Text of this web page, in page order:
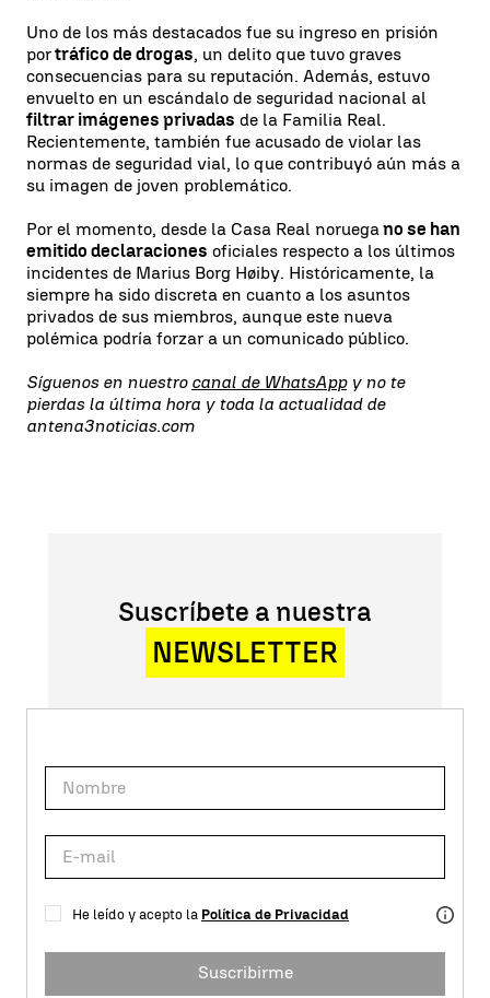
Uno de los más destacados fue su ingreso en prisión
portráfico de drogas, un delito que tuvo graves
consecuencias para su reputación. Además, estuvo
envuelto en un escándalo de seguridad nacional al
filtrar imágenes privadas de la Familia Real.
Recientemente, también fue acusado de violar las
normas de seguridad vial, lo que contribuyó aún más a
su imagen de joven problemático.
Por el momento, desde la Casa Real noruega no se han
emitido declaraciones oficiales respecto a los últimos
incidentes de Marius Borg Høiby. Históricamente, la
siempre ha sido discreta en cuanto a los asuntos
privados de sus miembros, aunque este nueva
polémica podría forzar a un comunicado público.
Síguenos en nuestro canal de WhatsAppy no te
pierdas la última hora y toda la actualidad de
antena3noticias.com
Suscríbete a nuestra
NEWSLETTER
He leído y acepto la Política de Privacidad
Suscribirme